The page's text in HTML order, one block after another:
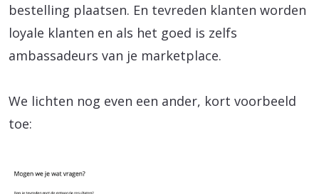
bestelling plaatsen. En tevreden klanten worden
loyale klanten en als het goed is zelfs
ambassadeurs van je marketplace.
We lichten nog even een ander, kort voorbeeld
toe: